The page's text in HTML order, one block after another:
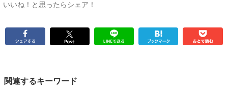
いいね！と思ったらシェア！
関連するキーワード